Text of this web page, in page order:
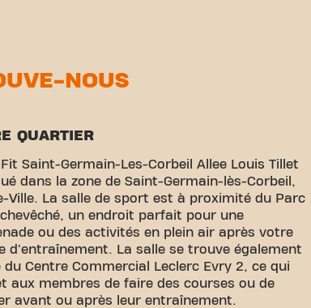
NOUS
QUARTIER
Saint-Germain-Les-Corbeil Allee Louis Tillet
dans la zone de Saint-Germain-lès-Corbeil,
Ville. La salle de sport est à proximité du Parc
un endroit parfait pour une
ou des activités en plein air après votre
d'entraînement. La salle se trouve également
du Centre Commercial Leclerc Evry 2, ce qui
aux membres de faire des courses ou de
avant ou après leur entraînement.